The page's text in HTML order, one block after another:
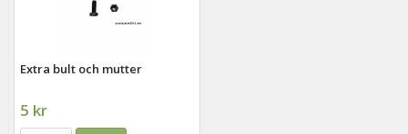
Extra bult och mutter
5 kr